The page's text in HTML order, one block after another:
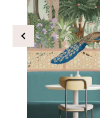
Previous